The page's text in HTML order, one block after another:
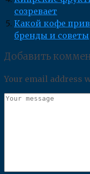
созревает
Какой кофе
бренды и советы
Добавить
Your email address